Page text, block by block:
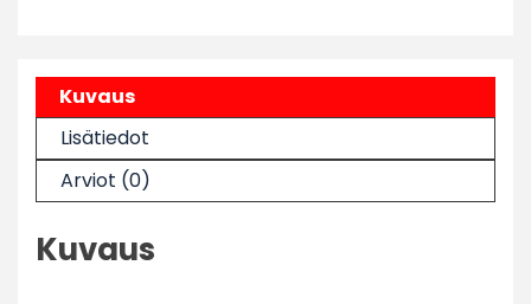
Kuvaus
Lisätiedot
Arviot (0)
Kuvaus